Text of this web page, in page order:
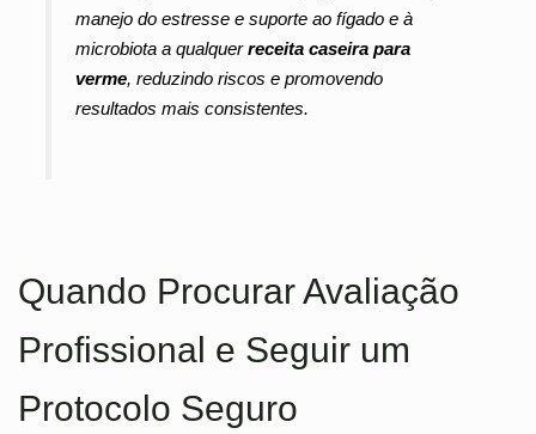
manejo do estresse e suporte ao fígado e à
microbiota a qualquerreceita caseira para
verme, reduzindo riscos e promovendo
resultados mais consistentes.
Quando Procurar Avaliação
Profissional e Seguir um
Protocolo Seguro